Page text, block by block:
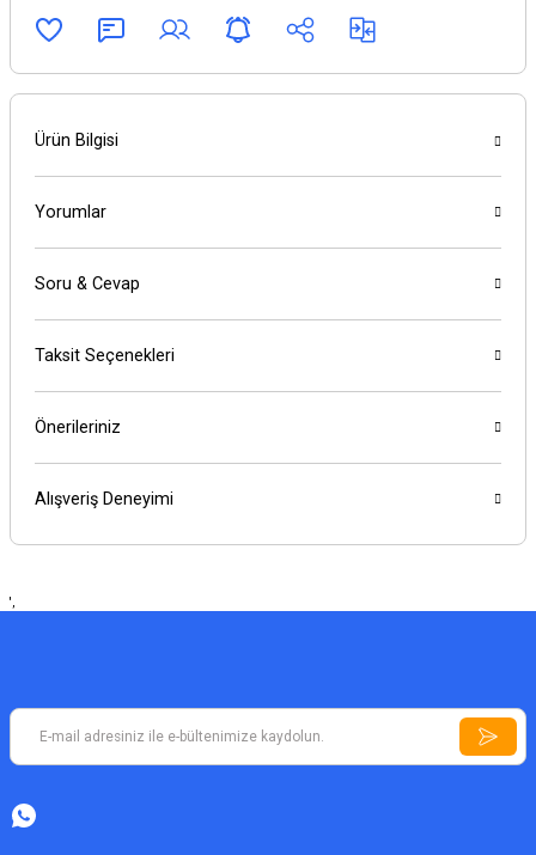
Ürün Bilgisi
Yorumlar
Soru & Cevap
Taksit Seçenekleri
Önerileriniz
Alışveriş Deneyimi
',